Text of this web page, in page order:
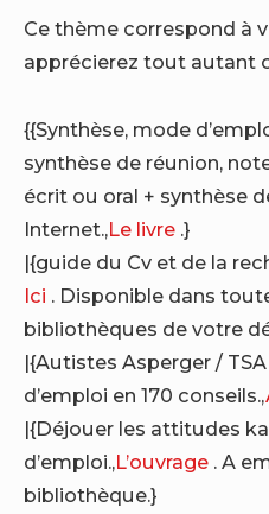
Ce thème correspond à
apprécierez tout autant
{{Synthèse, mode
synthèse de réunion,
écrit ou oral + synthèse
Internet.,Le livre .}
|{guide du Cv et de la
Ici . Disponible dans
bibliothèques de votre
|{Autistes Asperger /
d’emploi en 170 conseils.,
|{Déjouer les attitudes
d’emploi.,L’ouvrage . A
bibliothèque.}